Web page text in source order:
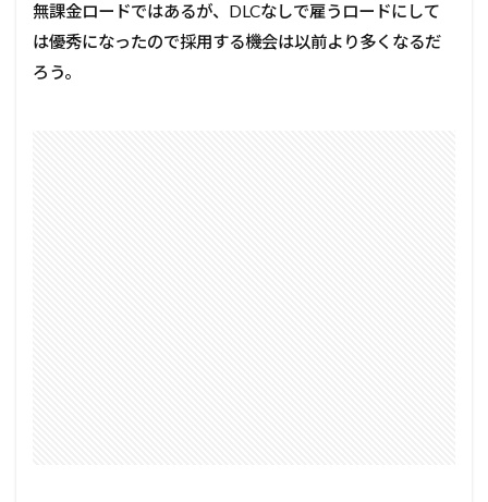
無課金ロードではあるが、DLCなしで雇うロードにして
は優秀になったので採用する機会は以前より多くなるだ
ろう。